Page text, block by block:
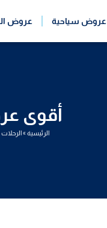
عروض سياحية عروض
أقوى
الرئيسية»الرحلات